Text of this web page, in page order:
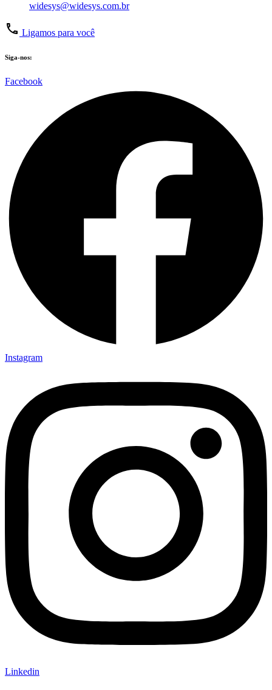
widesys@widesys.com.br
Ligamos para você
Siga-nos:
Facebook
Instagram
Linkedin